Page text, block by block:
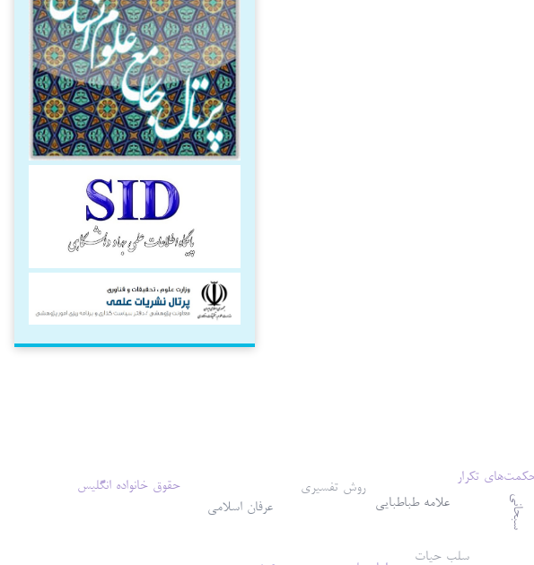
سبحانی
سلب حیات
علامه طباطبایی
تکرار
روش تفسیری
عرفان اسلامی
حقوق خانواده انگلیس